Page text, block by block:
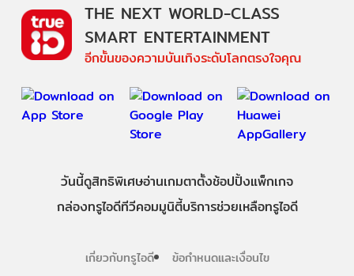
THE NEXT WORLD-CLASS
SMART ENTERTAINMENT
อีกขั้นของความบันเทิงระดับโลกตรงใจคุณ
วันนี้ดูสิทธิพิเศษอ่านเกมตาตั้งช้อปปิ้งแพ็กเกจ
กล่องทรูไอดีทีวีคอมมูนิตี้บริการช่วยเหลือทรูไอดี
เกี่ยวกับทรูไอดี
ข้อกำหนดและเงื่อนไข